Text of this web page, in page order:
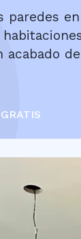
paredes